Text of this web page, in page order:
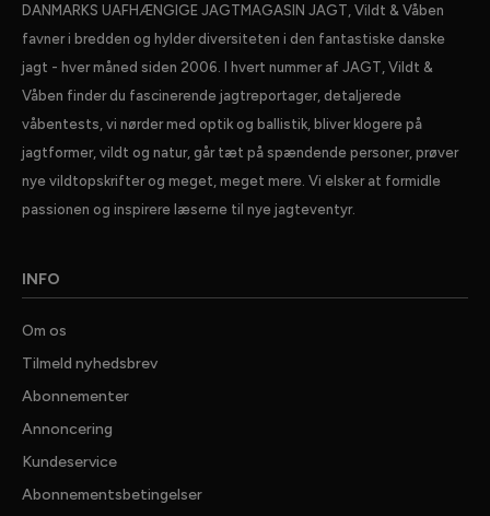
DANMARKS UAFHÆNGIGE JAGTMAGASIN JAGT, Vildt & Våben
favner i bredden og hylder diversiteten i den fantastiske danske
jagt - hver måned siden 2006. I hvert nummer af JAGT, Vildt &
Våben finder du fascinerende jagtreportager, detaljerede
våbentests, vi nørder med optik og ballistik, bliver klogere på
jagtformer, vildt og natur, går tæt på spændende personer, prøver
nye vildtopskrifter og meget, meget mere. Vi elsker at formidle
passionen og inspirere læserne til nye jagteventyr.
INFO
Om os
Tilmeld nyhedsbrev
Abonnementer
Annoncering
Kundeservice
Abonnementsbetingelser